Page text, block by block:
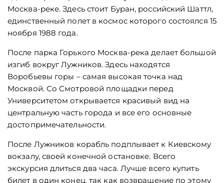
Москва-реке. Здесь стоит Буран, российский Шаттл,
единственный полет в космос которого состоялся 15
ноября 1988 года.
После парка Горького Москва-река делает большой
изгиб вокруг Лужников. Здесь находятся
Воробьевы горы – самая высокая точка над
Москвой. Со Смотровой площадки перед
Университетом открывается красивый вид на
центральную часть города и все его основные
достопримечательности.
После Лужников корабль подплывает к Киевскому
вокзалу, своей конечной остановке. Всего
экскурсия длиться два часа. Лучше всего купить
билет в один конец, так как возвращение по этому